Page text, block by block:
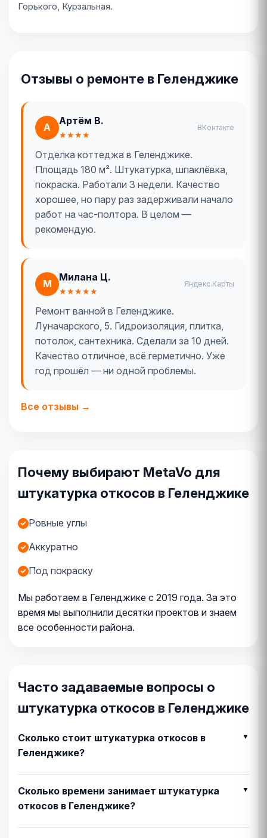
Горького, Курзальная.
Отзывы о ремонте в Геленджике
А
Артём В.
★★★★
ВКонтакте
Отделка коттеджа в Геленджике.
Площадь 180 м². Штукатурка, шпаклёвка,
покраска. Работали 3 недели. Качество
хорошее, но пару раз задерживали начало
работ на час-полтора. В целом —
рекомендую.
М
Милана Ц.
★★★★★
Яндекс.Карты
Ремонт ванной в Геленджике.
Луначарского, 5. Гидроизоляция, плитка,
потолок, сантехника. Сделали за 10 дней.
Качество отличное, всё герметично. Уже
год прошёл — ни одной проблемы.
Все отзывы →
Почему выбирают MetaVo для
штукатурка откосов в Геленджике
Ровные углы
Аккуратно
Под покраску
Мы работаем в Геленджике с 2019 года. За это
время мы выполнили десятки проектов и знаем
все особенности района.
Часто задаваемые вопросы о
штукатурка откосов в Геленджике
Сколько стоит штукатурка откосов в
Геленджике?
Сколько времени занимает штукатурка
откосов в Геленджике?